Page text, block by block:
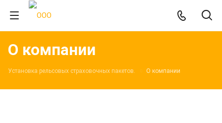
О компании
Установка рельсовых страховочных пакетов. О компании